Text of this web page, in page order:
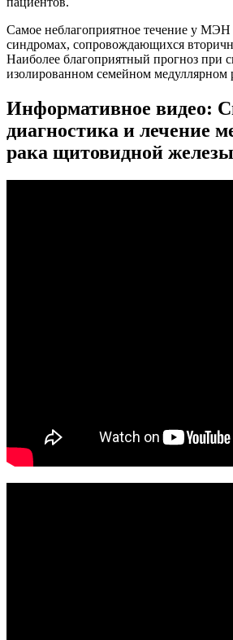
Самое неблагоприятное течение у
синдромах, сопровождающихся
Наиболее благоприятный прогноз при
изолированном семейном медуллярном
Информативное видео:
диагностика и лечение
рака щитовидной железы